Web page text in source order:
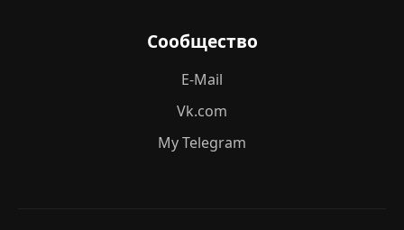
Сообщество
E-Mail
Vk.com
My Telegram